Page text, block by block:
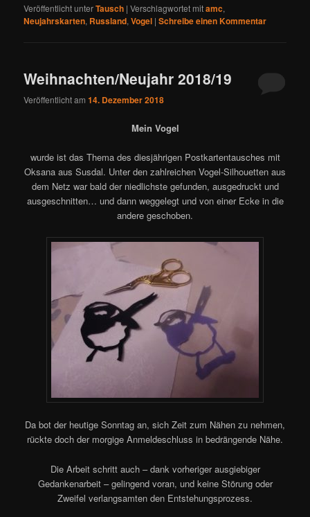
Veröffentlicht unterTausch |Verschlagwortet mitamc,
Neujahrskarten, Russland,Vogel |Schreibe einen Kommentar
Weihnachten/Neujahr 2018/19
Veröffentlicht am14. Dezember 2018
Mein Vogel
wurde ist das Thema des diesjährigen Postkartentausches mit
Oksana aus Susdal. Unter den zahlreichen Vogel-Silhouetten aus
dem Netz war bald der niedlichste gefunden, ausgedruckt und
ausgeschnitten… und dann weggelegt und von einer Ecke in die
andere geschoben.
Da bot der heutige Sonntag an, sich Zeit zum Nähen zu nehmen,
rückte doch der morgige Anmeldeschluss in bedrängende Nähe.
Die Arbeit schritt auch – dank vorheriger ausgiebiger
Gedankenarbeit – gelingend voran, und keine Störung oder
Zweifel verlangsamten den Entstehungsprozess.